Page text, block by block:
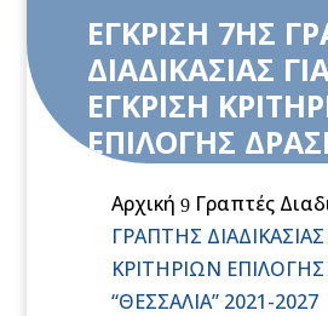
ΕΓΚΡΙΣΗ 7ΗΣ
ΔΙΑΔΙΚΑΣΙΑΣ
ΕΓΚΡΙΣΗ
ΕΠΙΛΟΓΗΣ
ΠεΠ
Αρχική 9 Γραπτές
ΓΡΑΠΤΗΣ
ΚΡΙΤΗΡΙΩΝ
“ΘΕΣΣΑΛΙΑ” 2021-2027